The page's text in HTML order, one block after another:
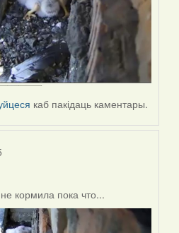
каб пакідаць каментары.
кормила пока что...